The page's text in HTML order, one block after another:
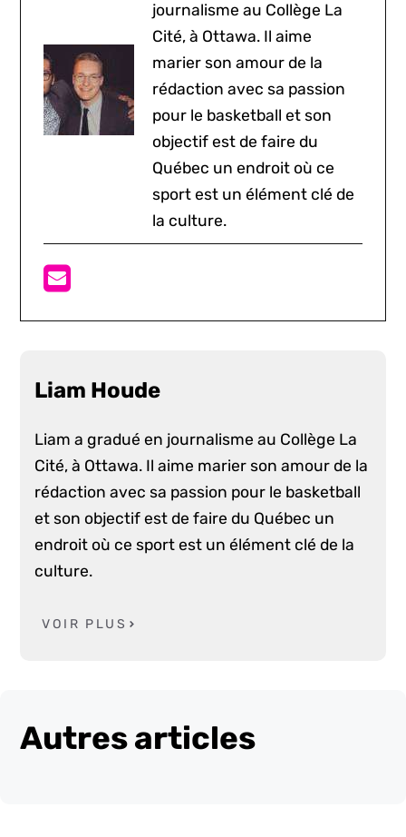
journalisme au Collège La
Cité, à Ottawa. Il aime
marier son amour de la
rédaction avec sa passion
pour le basketball et son
objectif est de faire du
Québec un endroit où ce
sport est un élément clé de
la culture.
Liam Houde
Liam a gradué en journalisme au Collège La
Cité, à Ottawa. Il aime marier son amour de la
rédaction avec sa passion pour le basketball
et son objectif est de faire du Québec un
endroit où ce sport est un élément clé de la
culture.
VOIR PLUS
Autres articles